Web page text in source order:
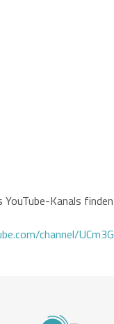
YouTube-Kanals
channel/